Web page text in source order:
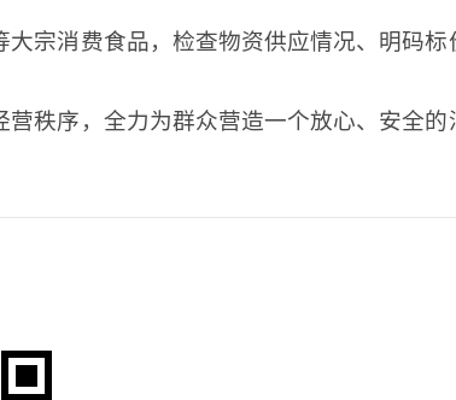
宗消费食品，检查物资供应情况、明码
秩序，全力为群众营造一个放心、安全